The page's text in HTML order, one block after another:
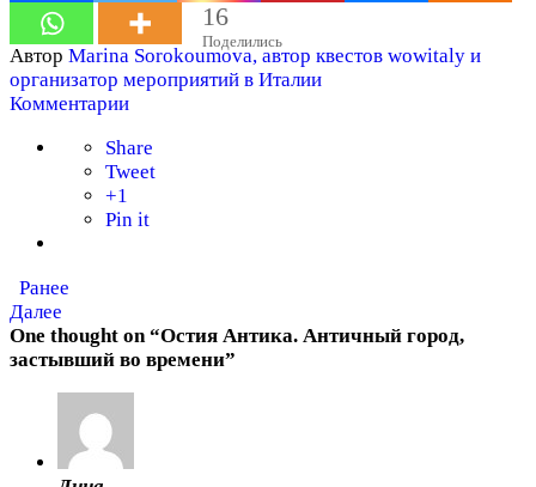
16
Поделились
Автор Marina Sorokoumova, автор квестов wowitaly и
организатор мероприятий в Италии
Комментарии
Share
Tweet
+1
Pin it
Ранее
Далее
One thought on “Остия Антика. Античный город,
застывший во времени”